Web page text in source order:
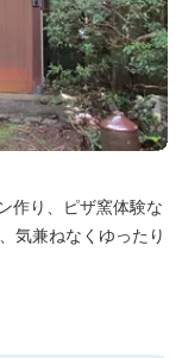
作り、ピザ窯体験な
気兼ねなくゆったり